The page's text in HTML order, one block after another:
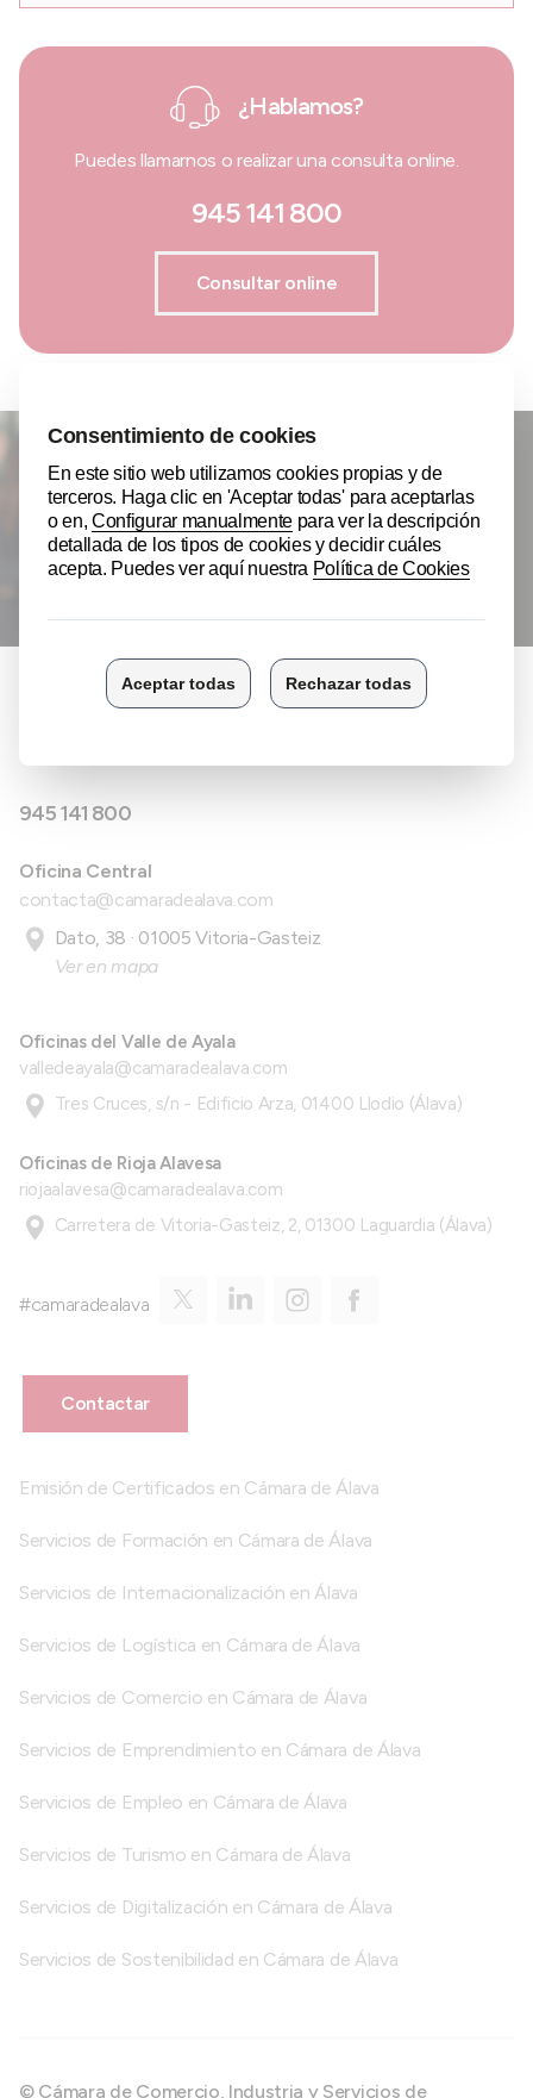
¿Hablamos?
Puedes llamarnos o realizar una consulta online.
945 141 800
Consultar online
¿Quieres mantenerte informado?
Apúntate al Newsletter de Cámara de Álava.
APÚNTATE AL NEWSLETTER
Toda la EXPERIENCIA de la Cámara de
945 141 800
Oficina Central
contacta@camaradealava.com
Dato, 38 · 01005 Vitoria-Gasteiz
Ver en mapa
Oficinas del Valle de Ayala
valledeayala@camaradealava.com
Tres Cruces, s/n - Edificio Arza, 01400 Llodio (Álava)
Oficinas de Rioja Alavesa
riojaalavesa@camaradealava.com
Carretera de Vitoria-Gasteiz, 2, 01300 Laguardia (Álava)
#camaradealava
Contactar
Emisión de Certificados en Cámara de Álava
Servicios de Formación en Cámara de Álava
Servicios de Internacionalización en Álava
Servicios de Logística en Cámara de Álava
Servicios de Comercio en Cámara de Álava
Servicios de Emprendimiento en Cámara de Álava
Servicios de Empleo en Cámara de Álava
Servicios de Turismo en Cámara de Álava
Servicios de Digitalización en Cámara de Álava
Servicios de Sostenibilidad en Cámara de Álava
© Cámara de Comercio, Industria y Servicios de